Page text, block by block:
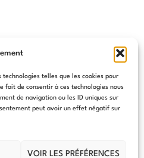
telles que les cookies pour
fait de consentir à ces technologies nous
de navigation ou les ID uniques sur
peut avoir un effet négatif sur
VOIR LES PRÉFÉRENCES